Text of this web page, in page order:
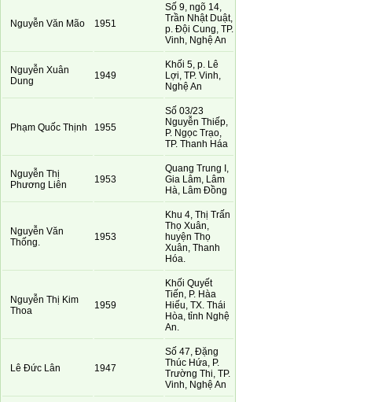
Nguyễn Văn Mão 1951
Số 9, ngõ 14,
Trần Nhật Duật,
p. Đội Cung, TP.
Vinh, Nghệ An
Nguyễn Xuân
Dung
1949
Khối 5, p. Lê
Lợi, TP. Vinh,
Nghệ An
Phạm Quốc Thịnh 1955
Số 03/23
Nguyễn Thiếp,
P. Ngọc Trạo,
TP. Thanh Háa
Nguyễn Thị
Phương Liên
1953
Quang Trung I,
Gia Lâm, Lâm
Hà, Lâm Đồng
Nguyễn Văn
Thống.
1953
Khu 4, Thị Trấn
Thọ Xuân,
huyện Thọ
Xuân, Thanh
Hóa.
Nguyễn Thị Kim
Thoa
1959
Khối Quyết
Tiến, P. Hàa
Hiếu, TX. Thái
Hòa, tỉnh Nghệ
An.
Lê Đức Lân 1947
Số 47, Đặng
Thúc Hứa, P.
Trường Thi, TP.
Vinh, Nghệ An